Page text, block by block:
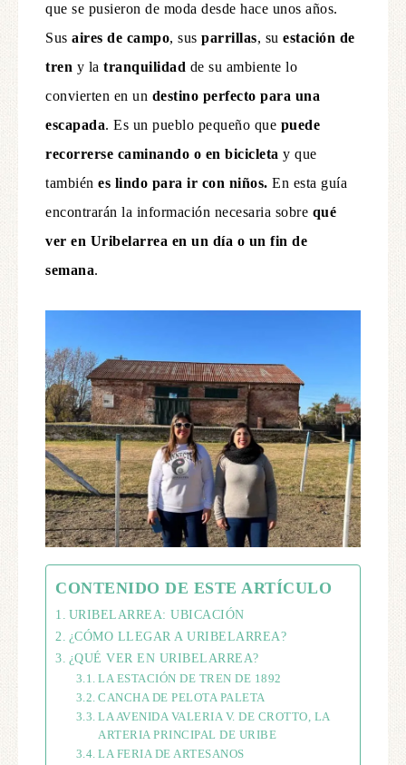
que se pusieron de moda desde hace unos años.
Sus aires de campo, sus parrillas, su estación de
tren y la tranquilidad de su ambiente lo
convierten en un destino perfecto para una
escapada. Es un pueblo pequeño que puede
recorrerse caminando o en bicicleta y que
también es lindo para ir con niños. En esta guía
encontrarán la información necesaria sobre qué
ver en Uribelarrea en un día o un fin de
semana.
CONTENIDO DE ESTE ARTÍCULO
URIBELARREA: UBICACIÓN
¿CÓMO LLEGAR A URIBELARREA?
¿QUÉ VER EN URIBELARREA?
LA ESTACIÓN DE TREN DE 1892
CANCHA DE PELOTA PALETA
LA AVENIDA VALERIA V. DE CROTTO, LA
ARTERIA PRINCIPAL DE URIBE
LA FERIA DE ARTESANOS